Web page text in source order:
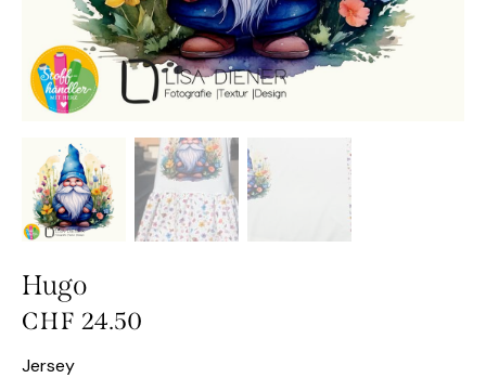
Hugo
CHF 24.50
Jersey